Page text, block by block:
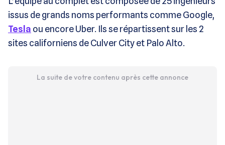
issus de grands noms performants comme Google,
Tesla ou encore Uber. Ils se répartissent sur les 2
sites californiens de Culver City et Palo Alto.
La suite de votre contenu après cette annonce